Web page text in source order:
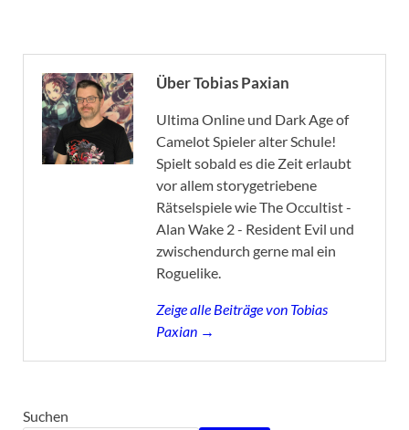
Über Tobias Paxian
Ultima Online und Dark Age of
Camelot Spieler alter Schule!
Spielt sobald es die Zeit erlaubt
vor allem storygetriebene
Rätselspiele wie The Occultist -
Alan Wake 2 - Resident Evil und
zwischendurch gerne mal ein
Roguelike.
Zeige alle Beiträge von Tobias
Paxian →
Suchen